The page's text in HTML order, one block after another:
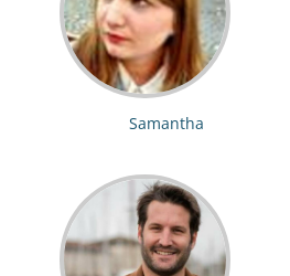
Samantha